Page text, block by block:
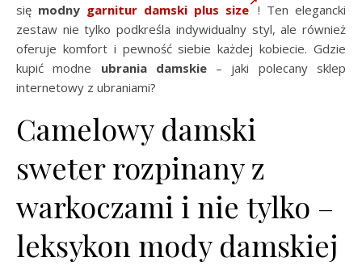
się modny garnitur damski plus size ! Ten elegancki
zestaw nie tylko podkreśla indywidualny styl, ale również
oferuje komfort i pewność siebie każdej kobiecie. Gdzie
kupić modne ubrania damskie– jaki polecany sklep
internetowy z ubraniami?
Camelowy damski
sweter rozpinany z
warkoczami i nie tylko –
leksykon mody damskiej